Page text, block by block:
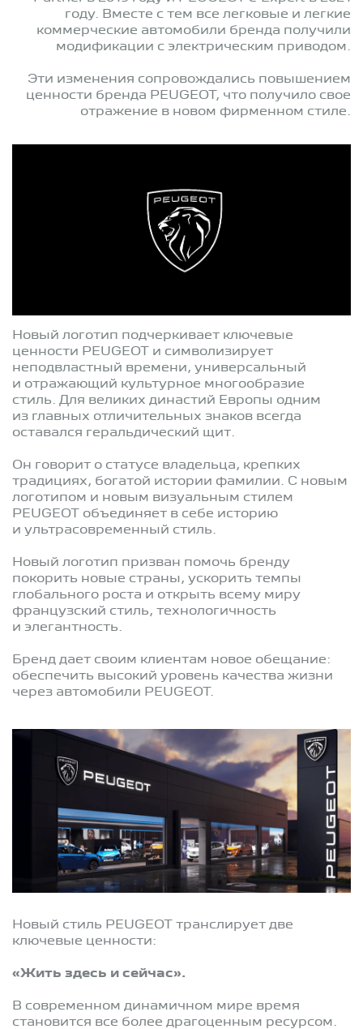
году. Вместе с тем все легковые и легкие
коммерческие автомобили бренда получили
модификации с электрическим приводом.
Эти изменения сопровождались повышением
ценности бренда PEUGEOT, что получило свое
отражение в новом фирменном стиле.
Новый логотип подчеркивает ключевые
ценности PEUGEOT и символизирует
неподвластный времени, универсальный
и отражающий культурное многообразие
стиль. Для великих династий Европы одним
из главных отличительных знаков всегда
оставался геральдический щит.
Он говорит о статусе владельца, крепких
традициях, богатой истории фамилии. С новым
логотипом и новым визуальным стилем
PEUGEOT объединяет в себе историю
и ультрасовременный стиль.
Новый логотип призван помочь бренду
покорить новые страны, ускорить темпы
глобального роста и открыть всему миру
французский стиль, технологичность
и элегантность.
Бренд дает своим клиентам новое обещание:
обеспечить высокий уровень качества жизни
через автомобили PEUGEOT.
Новый стиль PEUGEOT транслирует две
ключевые ценности:
«Жить здесь и сейчас».
В современном динамичном мире время
становится все более драгоценным ресурсом.